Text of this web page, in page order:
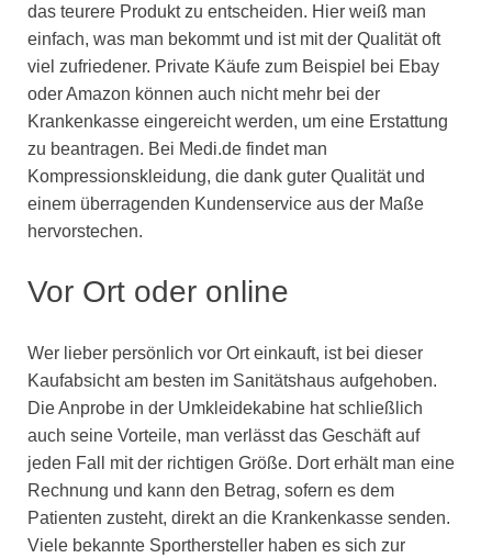
das teurere Produkt zu entscheiden. Hier weiß man
einfach, was man bekommt und ist mit der Qualität oft
viel zufriedener. Private Käufe zum Beispiel bei Ebay
oder Amazon können auch nicht mehr bei der
Krankenkasse eingereicht werden, um eine Erstattung
zu beantragen. Bei Medi.de findet man
Kompressionskleidung, die dank guter Qualität und
einem überragenden Kundenservice aus der Maße
hervorstechen.
Vor Ort oder online
Wer lieber persönlich vor Ort einkauft, ist bei dieser
Kaufabsicht am besten im Sanitätshaus aufgehoben.
Die Anprobe in der Umkleidekabine hat schließlich
auch seine Vorteile, man verlässt das Geschäft auf
jeden Fall mit der richtigen Größe. Dort erhält man eine
Rechnung und kann den Betrag, sofern es dem
Patienten zusteht, direkt an die Krankenkasse senden.
Viele bekannte Sporthersteller haben es sich zur